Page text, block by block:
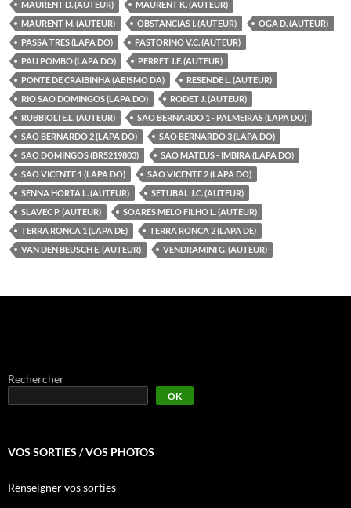
MAURENT D. (AUTEUR)
MAURENT K. (AUTEUR)
MAURENT M. (AUTEUR)
OBSTANCIAS I. (AUTEUR)
OGA D. (AUTEUR)
PASSA TRES (LAPA DO)
PASTORINO V.C. (AUTEUR)
PAU POMBO (LAPA DO)
PERRET J.F. (AUTEUR)
PONTE DE CRAIBINHA (ABISMO DA)
RESENDE L. (AUTEUR)
RIO SAO DOMINGOS (LAPA DO)
RODET J. (AUTEUR)
RUBBIOLI E.L. (AUTEUR)
SAO BERNARDO 1 - PALMEIRAS (LAPA DO)
SAO BERNARDO 2 (LAPA DO)
SAO BERNARDO 3 (LAPA DO)
SAO DOMINGOS (BR5219803)
SAO MATEUS - IMBIRA (LAPA DO)
SAO VICENTE 1 (LAPA DO)
SAO VICENTE 2 (LAPA DO)
SENNA HORTA L. (AUTEUR)
SETUBAL J.C. (AUTEUR)
SLAVEC P. (AUTEUR)
SOARES MELO FILHO L. (AUTEUR)
TERRA RONCA 1 (LAPA DE)
TERRA RONCA 2 (LAPA DE)
VAN DEN BEUSCH E. (AUTEUR)
VENDRAMINI G. (AUTEUR)
Rechercher
OK
VOS SORTIES / VOS PHOTOS
Renseigner vos sorties